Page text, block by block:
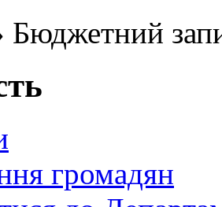
Бюджетний
громадян